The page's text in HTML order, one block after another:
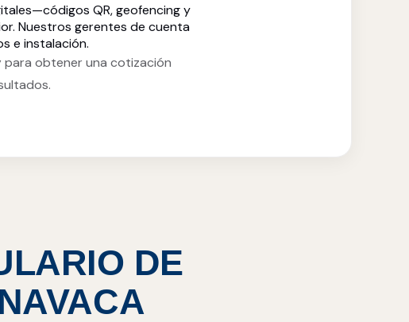
QR, geofencing y
Nuestros gerentes de cuenta
e instalación.
para obtener una cotización
DE